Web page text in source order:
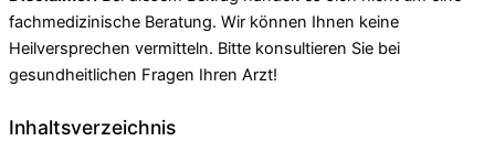
fachmedizinische Beratung. Wir können Ihnen keine
Heilversprechen vermitteln. Bitte konsultieren Sie bei
gesundheitlichen Fragen Ihren Arzt!
Inhaltsverzeichnis